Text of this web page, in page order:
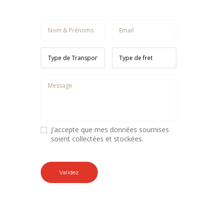
J'accepte que mes données soumises
soient collectées et stockées.